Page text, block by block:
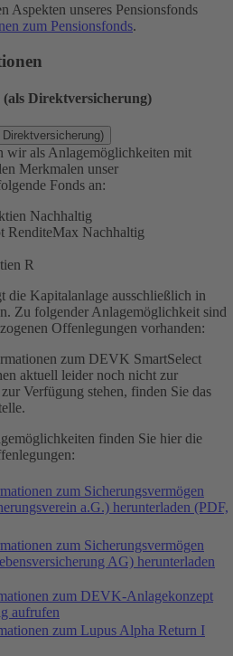
Aspekten unseres Pensionsfonds
zum Pensionsfonds.
Direktversicherung)
wir als Anlagemöglichkeiten mit
Merkmalen unser
Fonds an:
Nachhaltig
RenditeMax Nachhaltig
R
die Kapitalanlage ausschließlich in
Zu folgender Anlagemöglichkeit sind
Offenlegungen vorhanden:
zum DEVK SmartSelect
aktuell leider noch nicht zur
Verfügung stehen, finden Sie das
finden Sie hier die
zum Sicherungsvermögen
a.G.) herunterladen (PDF,
zum Sicherungsvermögen
AG) herunterladen
zum DEVK-Anlagekonzept
aufrufen
zum Lupus Alpha Return I